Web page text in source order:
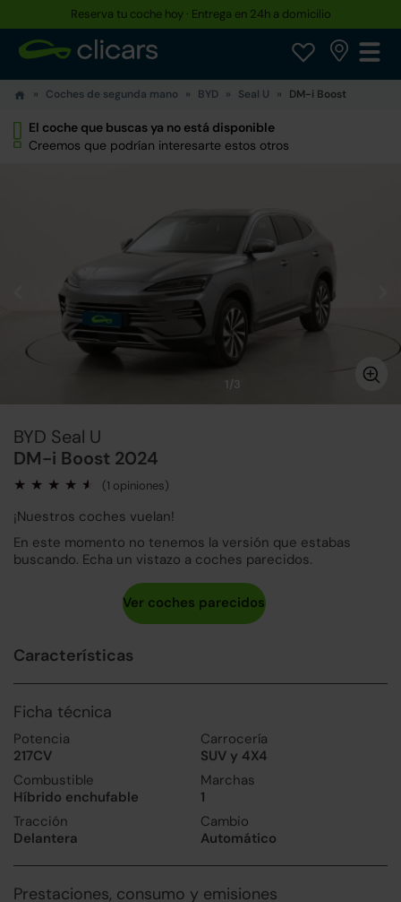
Reserva tu coche hoy · Entrega en 24h a domicilio
Coches de segunda mano BYD Seal U DM-i Boost
El coche que buscas ya no está disponible
Creemos que podrían interesarte estos otros
1/3
BYD Seal U
DM-i Boost 2024
(1 opiniones)
¡Nuestros coches vuelan!
En este momento no tenemos la versión que estabas
buscando. Echa un vistazo a coches parecidos.
Características
Ficha técnica
Potencia
217CV
Carrocería
SUV y 4X4
Combustible
Híbrido enchufable
Marchas
1
Tracción
Delantera
Cambio
Automático
Prestaciones, consumo y emisiones